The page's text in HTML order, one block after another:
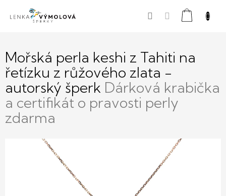
Nákupní
Mořská perla keshi z Tahiti na
řetízku z růžového zlata -
autorský šperk Dárková krabička
a certifikát o pravosti perly
zdarma